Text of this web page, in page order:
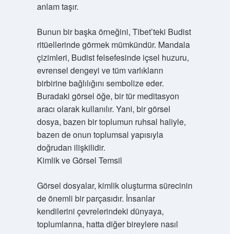
anlam taşır.
Bunun bir başka örneğini, Tibet’teki Budist
ritüellerinde görmek mümkündür. Mandala
çizimleri, Budist felsefesinde içsel huzuru,
evrensel dengeyi ve tüm varlıkların
birbirine bağlılığını sembolize eder.
Buradaki görsel öğe, bir tür meditasyon
aracı olarak kullanılır. Yani, bir görsel
dosya, bazen bir toplumun ruhsal haliyle,
bazen de onun toplumsal yapısıyla
doğrudan ilişkilidir.
Kimlik ve Görsel Temsil
Görsel dosyalar, kimlik oluşturma sürecinin
de önemli bir parçasıdır. İnsanlar
kendilerini çevrelerindeki dünyaya,
toplumlarına, hatta diğer bireylere nasıl